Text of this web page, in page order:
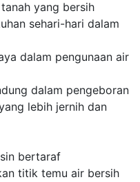
yang bersih
sehari-hari dalam
dalam pengunaan air
dalam pengeboran
lebih jernih dan
bertaraf
titik temu air bersih